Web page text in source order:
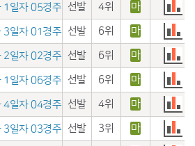
일자 05경주 선발 4위 마
일자 01경주 선발 6위 마
일자 02경주 선발 6위 마
일자 06경주 선발 6위 마
일자 04경주 선발 4위 마
일자 03경주 선발 3위 마